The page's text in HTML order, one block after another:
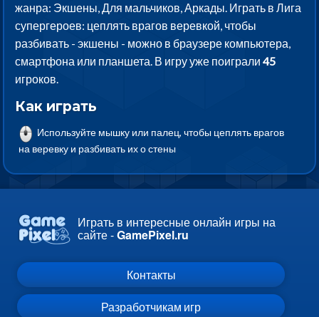
жанра: Экшены, Для мальчиков, Аркады. Играть в Лига
супергероев: цеплять врагов веревкой, чтобы
разбивать - экшены - можно в браузере компьютера,
смартфона или планшета. В игру уже поиграли45
игроков.
Как играть
Используйте мышку или палец, чтобы цеплять врагов
на веревку и разбивать их о стены
Играть в интересные онлайн игры на
сайте -GamePixel.ru
Контакты
Разработчикам игр